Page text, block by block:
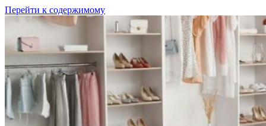
Перейти к содержимому